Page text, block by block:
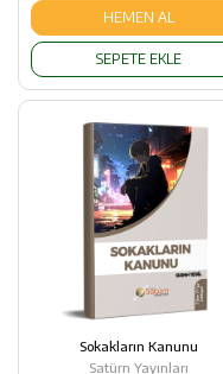
HEMEN AL
SEPETE EKLE
Sokakların Kanunu
Satürn Yayınları